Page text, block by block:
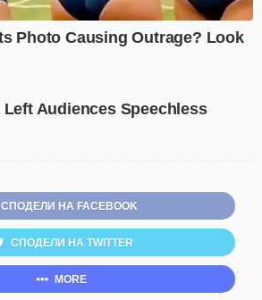
СПОДЕЛИ НА FACEBOOK
СПОДЕЛИ НА TWITTER
MORE